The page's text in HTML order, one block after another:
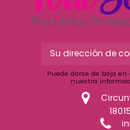
Puede darse de baja
nuestra